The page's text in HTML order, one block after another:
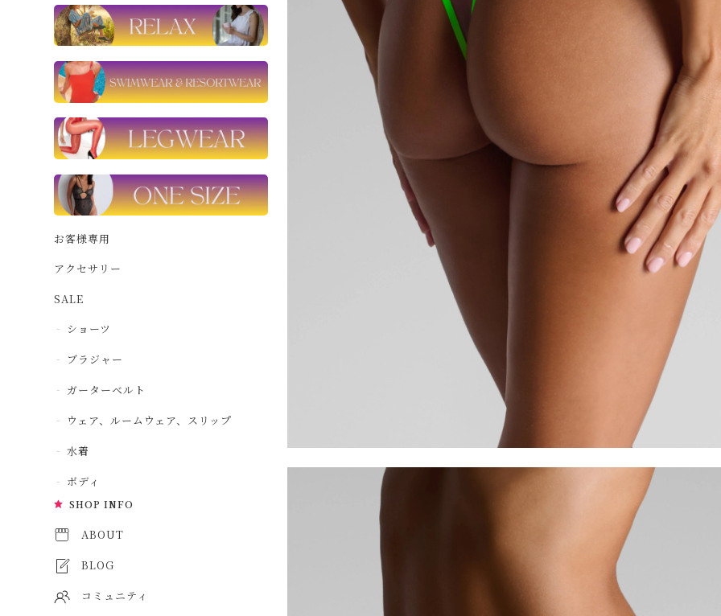
お客様専用
アクセサリー
SALE
ショーツ
ブラジャー
ガーターベルト
ウェア、ルームウェア、スリップ
水着
ボディ
SHOP INFO
ABOUT
BLOG
コミュニティ